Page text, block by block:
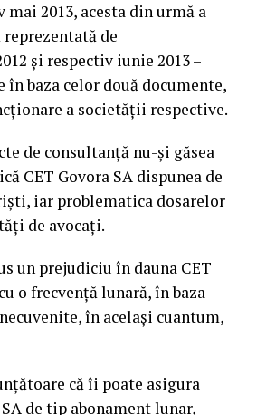
2013, acesta din urmă a
de
și respectiv iunie 2013 –
în baza celor două documente,
a societății respective.
de consultanță nu-și găsea
CET Govora SA dispunea de
iar problematica dosarelor
de avocaţi.
un prejudiciu în dauna CET
o frecvenţă lunară, în baza
în același cuantum,
că îi poate asigura
de tip abonament lunar,